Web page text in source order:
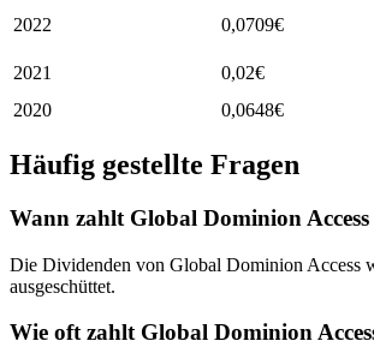
2022 0,0709€
2021 0,02€
2020
0,0648€
Häufig gestellte Fragen
Wann zahlt Global Dominion
Die Dividenden von Global Dominion Access
ausgeschüttet.
Wie oft zahlt Global Dominion